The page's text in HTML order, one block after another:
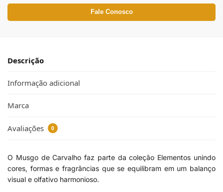
Fale Conosco
Descrição
Informação adicional
Marca
Avaliações 0
O Musgo de Carvalho faz parte da coleção Elementos unindo
cores, formas e fragrâncias que se equilibram em um balanço
visual e olfativo harmonioso.